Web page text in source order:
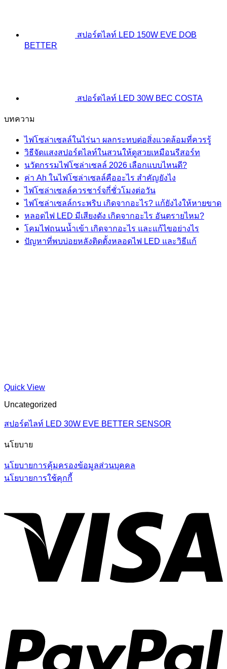
สปอร์ตไลท์ LED 150W EVE DOB
BETTER
สปอร์ตไลท์ LED 30W BEC COSTA
บทความ
ไฟโซล่าเซลล์ในไร่นา ผลกระทบต่อสิ่งแวดล้อมที่ควรรู้
วิธีจัดแสงสปอร์ตไลท์ในสวนให้ดูสวยเหมือนรีสอร์ท
นวัตกรรมไฟโซล่าเซลล์ 2026 เลือกแบบไหนดี?
ค่า Ah ในไฟโซล่าเซลล์คืออะไร สำคัญยังไง
ไฟโซล่าเซลล์ควรชาร์จกี่ชั่วโมงต่อวัน
ไฟโซล่าเซลล์กระพริบ เกิดจากอะไร? แก้ยังไงให้หายขาด
หลอดไฟ LED มีเสียงดัง เกิดจากอะไร อันตรายไหม?
โคมไฟถนนน้ำเข้า เกิดจากอะไร และแก้ไขอย่างไร
ปัญหาที่พบบ่อยหลังติดตั้งหลอดไฟ LED และวิธีแก้
Quick View
Uncategorized
สปอร์ตไลท์ LED 30W EVE BETTER SENSOR
นโยบาย
นโยบายการคุ้มครองข้อมูลส่วนบุคคล
นโยบายการใช้คุกกี้